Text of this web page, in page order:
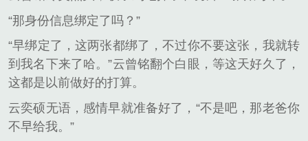
“那身份信息绑定了吗？”
“早绑定了，这两张都绑了，不过你不要这张，我就转
到我名下来了哈。”云曾铭翻个白眼，等这天好久了，
这都是以前做好的打算。
云奕硕无语，感情早就准备好了，“不是吧，那老爸你
不早给我。”